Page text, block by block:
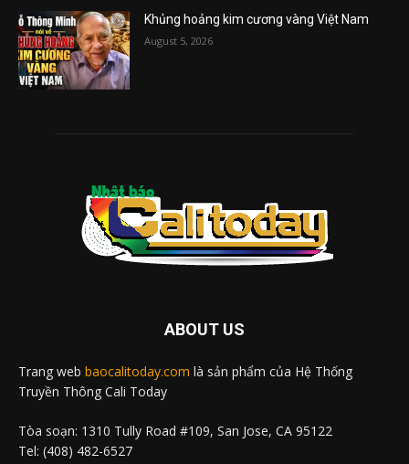
Khủng hoảng kim cương vàng Việt Nam
August 5, 2026
ABOUT US
Trang web baocalitoday.com là sản phẩm của Hệ Thống
Truyền Thông Cali Today
Tòa soạn: 1310 Tully Road #109, San Jose, CA 95122
Tel: (408) 482-6527